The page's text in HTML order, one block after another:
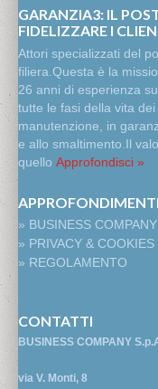
GARANZIA3: IL
FIDELIZZARE I
Attori specializzati del
filiera.Questa è la
26 anni di esperienza
tutte le fasi della vita
manutenzione, in
e allo smaltimento.Il
quello Approfondisci »
APPROFONDIMENTI
» BUSINESS COMPANY
» PRIVACY &
» REGOLAMENTO
CONTATTI
BUSINESS COMPANY
via V. Monti, 8